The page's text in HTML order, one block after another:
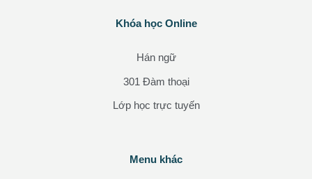
Bỏ qua Khóa học OnlineKhóa học Online
Hán ngữ
301 Đàm thoại
Lớp học trực tuyến
Menu khác